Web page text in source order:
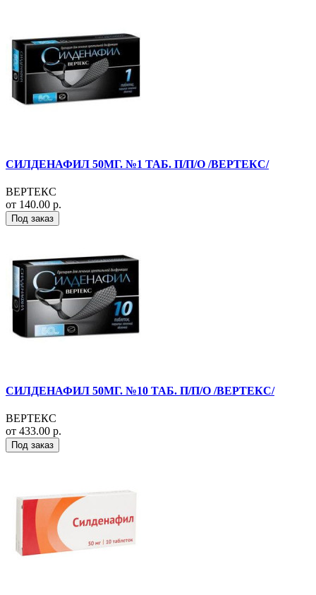
СИЛДЕНАФИЛ 50МГ. №1 ТАБ. П/П/О /ВЕРТЕКС/
ВЕРТЕКС
от 140.00 р.
Под заказ
СИЛДЕНАФИЛ 50МГ. №10 ТАБ. П/П/О /ВЕРТЕКС/
ВЕРТЕКС
от 433.00 р.
Под заказ